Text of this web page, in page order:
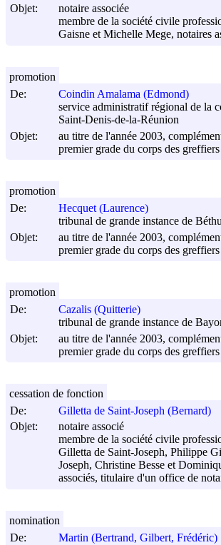
Objet:
notaire associée
membre de la société civile
Gaisne et Michelle Mege, notaires
De:
Coindin Amalama (Edmond)
service administratif régional de la
Saint-Denis-de-la-Réunion
Objet:
au titre de l'année 2003,
premier grade du corps des
promotion
De:
Hecquet (Laurence)
tribunal de grande instance de
Objet:
au titre de l'année 2003,
premier grade du corps des
promotion
De:
Cazalis (Quitterie)
tribunal de grande instance de
Objet:
au titre de l'année 2003,
premier grade du corps des
promotion
De:
Gilletta de Saint-Joseph (Bernard)
Objet:
notaire associé
membre de la société civile
Gilletta de Saint-Joseph, Philippe
Joseph, Christine Besse et
associés, titulaire d'un office de
cessation de fonction
De: Martin (Bertrand, Gilbert, Frédéric)
nomination